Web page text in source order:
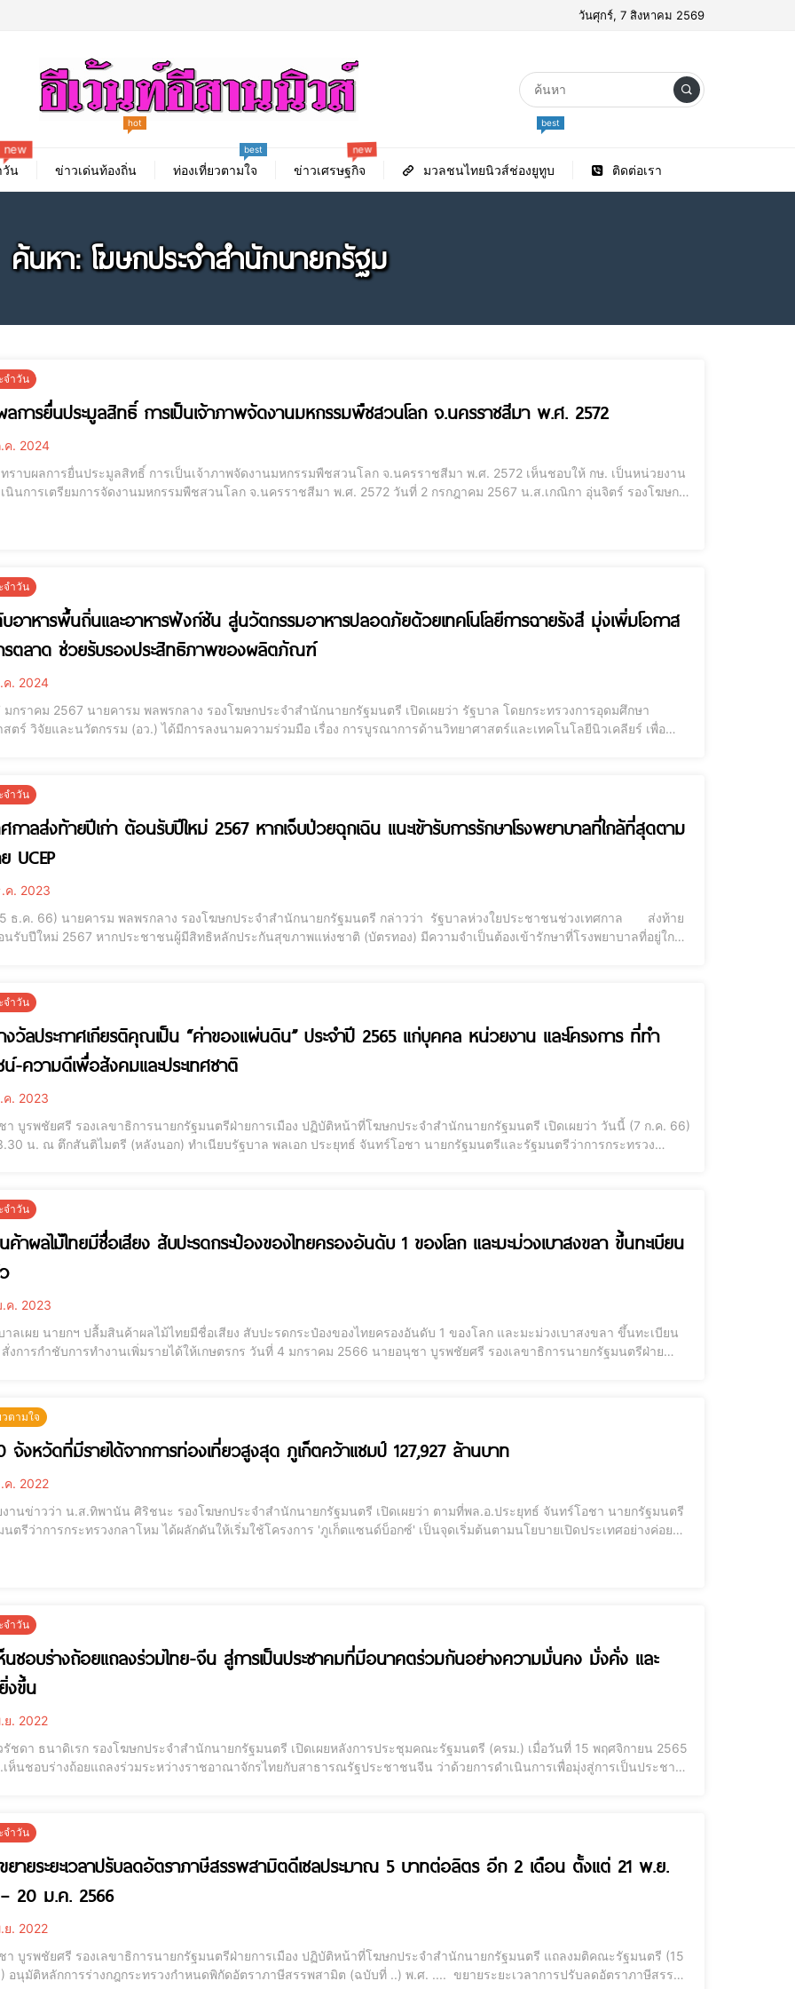
วันศุกร์, 7 สิงหาคม 2569
วัน
new
ข่าวเด่นท้องถิ่น
hot
ท่องเที่ยวตามใจ
best
ข่าวเศรษฐกิจ
new
มวลชนไทยนิวส์ช่องยูทูบ
best
ติดต่อเรา
ค้นหา: โฆษกประจำสำนักนายกรัฐม
จำวัน
ลการยื่นประมูลสิทธิ์ การเป็นเจ้าภาพจัดงานมหกรรมพืชสวนโลก จ.นครราชสีมา พ.ศ. 2572
. 2024
ราบผลการยื่นประมูลสิทธิ์ การเป็นเจ้าภาพจัดงานมหกรรมพืชสวนโลก จ.นครราชสีมา พ.ศ. 2572 เห็นชอบให้ กษ. เป็นหน่วยงาน
รเตรียมการจัดงานมหกรรมพืชสวนโลก จ.นครราชสีมา พ.ศ. 2572 วันที่ 2 กรกฎาคม 2567 น.ส.เกณิกา อุ่นจิตร์ รองโฆษก
จำวัน
อาหารพื้นถิ่นและอาหารฟังก์ชัน สู่นวัตกรรมอาหารปลอดภัยด้วยเทคโนโลยีการฉายรังสี มุ่งเพิ่มโอกาส
รตลาด ช่วยรับรองประสิทธิภาพของผลิตภัณฑ์
. 2024
มกราคม 2567 นายคารม พลพรกลาง รองโฆษกประจำสำนักนายกรัฐมนตรี เปิดเผยว่า รัฐบาล โดยกระทรวงการอุดมศึกษา
สตร์ วิจัยและนวัตกรรม (อว.) ได้มีการลงนามความร่วมมือ เรื่อง การบูรณาการด้านวิทยาศาสตร์และเทคโนโลยีนิวเคลียร์ เพื่อ
จำวัน
กาลส่งท้ายปีเก่า ต้อนรับปีใหม่ 2567 หากเจ็บป่วยฉุกเฉิน แนะเข้ารับการรักษาโรงพยาบาลที่ใกล้ที่สุดตาม
UCEP
. 2023
ธ.ค. 66) นายคารม พลพรกลาง รองโฆษกประจำสำนักนายกรัฐมนตรี กล่าวว่า รัฐบาลห่วงใยประชาชนช่วงเทศกาล ส่งท้าย
นรับปีใหม่ 2567 หากประชาชนผู้มีสิทธิหลักประกันสุขภาพแห่งชาติ (บัตรทอง) มีความจำเป็นต้องเข้ารักษาที่โรงพยาบาลที่อยู่ใกล้
จำวัน
งวัลประกาศเกียรติคุณเป็น “ค่าของแผ่นดิน” ประจำปี 2565 แก่บุคคล หน่วยงาน และโครงการ ที่ทำ
น์-ความดีเพื่อสังคมและประเทศชาติ
. 2023
า บูรพชัยศรี รองเลขาธิการนายกรัฐมนตรีฝ่ายการเมือง ปฏิบัติหน้าที่โฆษกประจำสำนักนายกรัฐมนตรี เปิดเผยว่า วันนี้ (7 ก.ค. 66)
น. ณ ตึกสันติไมตรี (หลังนอก) ทำเนียบรัฐบาล พลเอก ประยุทธ์ จันทร์โอชา นายกรัฐมนตรีและรัฐมนตรีว่าการกระทรวง
จำวัน
าผลไม้ไทยมีชื่อเสียง สับปะรดกระป๋องของไทยครองอันดับ 1 ของโลก และมะม่วงเบาสงขลา ขึ้นทะเบียน
ค. 2023
าลเผย นายกฯ ปลื้มสินค้าผลไม้ไทยมีชื่อเสียง สับปะรดกระป๋องของไทยครองอันดับ 1 ของโลก และมะม่วงเบาสงขลา ขึ้นทะเบียน
การทำงานเพิ่มรายได้ให้เกษตรกร วันที่ 4 มกราคม 2566 นายอนุชา บูรพชัยศรี รองเลขาธิการนายกรัฐมนตรีฝ่าย
ตามใจ
จังหวัดที่มีรายได้จากการท่องเที่ยวสูงสุด ภูเก็ตคว้าแชมป์ 127,927 ล้านบาท
. 2022
งานข่าวว่า น.ส.ทิพานัน ศิริชนะ รองโฆษกประจำสำนักนายกรัฐมนตรี เปิดเผยว่า ตามที่พล.อ.ประยุทธ์ จันทร์โอชา นายกรัฐมนตรี
ตรีว่าการกระทรวงกลาโหม ได้ผลักดันให้เริ่มใช้โครงการ 'ภูเก็ตแซนด์บ็อกซ์' เป็นจุดเริ่มต้นตามนโยบายเปิดประเทศอย่างค่อย
จำวัน
นชอบร่างถ้อยแถลงร่วมไทย-จีน สู่การเป็นประชาคมที่มีอนาคตร่วมกันอย่างความมั่นคง มั่งคั่ง และ
งขึ้น
. 2022
รัชดา ธนาดิเรก รองโฆษกประจำสำนักนายกรัฐมนตรี เปิดเผยหลังการประชุมคณะรัฐมนตรี (ครม.) เมื่อวันที่ 15 พฤศจิกายน 2565
เห็นชอบร่างถ้อยแถลงร่วมระหว่างราชอาณาจักรไทยกับสาธารณรัฐประชาชนจีน ว่าด้วยการดำเนินการเพื่อมุ่งสู่การเป็นประชาคม
จำวัน
ยายระยะเวลาปรับลดอัตราภาษีสรรพสามิตดีเซลประมาณ 5 บาทต่อลิตร อีก 2 เดือน ตั้งแต่ 21 พ.ย.
20 ม.ค. 2566
. 2022
า บูรพชัยศรี รองเลขาธิการนายกรัฐมนตรีฝ่ายการเมือง ปฏิบัติหน้าที่โฆษกประจำสำนักนายกรัฐมนตรี แถลงมติคณะรัฐมนตรี (15
อนุมัติหลักการร่างกฎกระทรวงกำหนดพิกัดอัตราภาษีสรรพสามิต (ฉบับที่ ..) พ.ศ. .... ขยายระยะเวลาการปรับลดอัตราภาษีสรรพ